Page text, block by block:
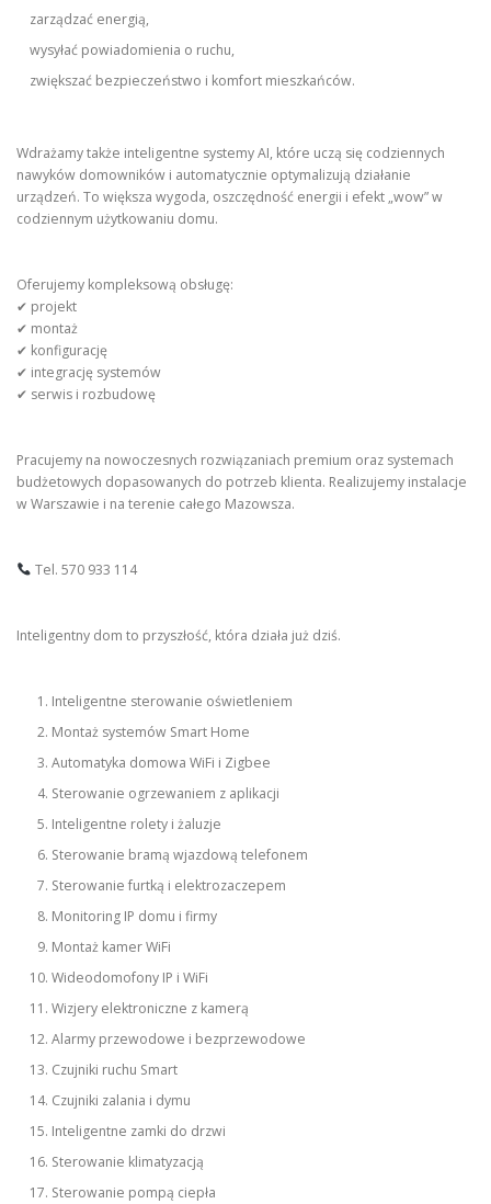
zarządzać energią,
wysyłać powiadomienia o ruchu,
zwiększać bezpieczeństwo i komfort mieszkańców.
Wdrażamy także inteligentne systemy AI, które uczą się codziennych
nawyków domowników i automatycznie optymalizują działanie
urządzeń. To większa wygoda, oszczędność energii i efekt „wow” w
codziennym użytkowaniu domu.
Oferujemy kompleksową obsługę:
✔ projekt
✔ montaż
✔ konfigurację
✔ integrację systemów
✔ serwis i rozbudowę
Pracujemy na nowoczesnych rozwiązaniach premium oraz systemach
budżetowych dopasowanych do potrzeb klienta. Realizujemy instalacje
w Warszawie i na terenie całego Mazowsza.
Tel. 570 933 114
Inteligentny dom to przyszłość, która działa już dziś.
Inteligentne sterowanie oświetleniem
Montaż systemów Smart Home
Automatyka domowa WiFi i Zigbee
Sterowanie ogrzewaniem z aplikacji
Inteligentne rolety i żaluzje
Sterowanie bramą wjazdową telefonem
Sterowanie furtką i elektrozaczepem
Monitoring IP domu i firmy
Montaż kamer WiFi
Wideodomofony IP i WiFi
Wizjery elektroniczne z kamerą
Alarmy przewodowe i bezprzewodowe
Czujniki ruchu Smart
Czujniki zalania i dymu
Inteligentne zamki do drzwi
Sterowanie klimatyzacją
Sterowanie pompą ciepła